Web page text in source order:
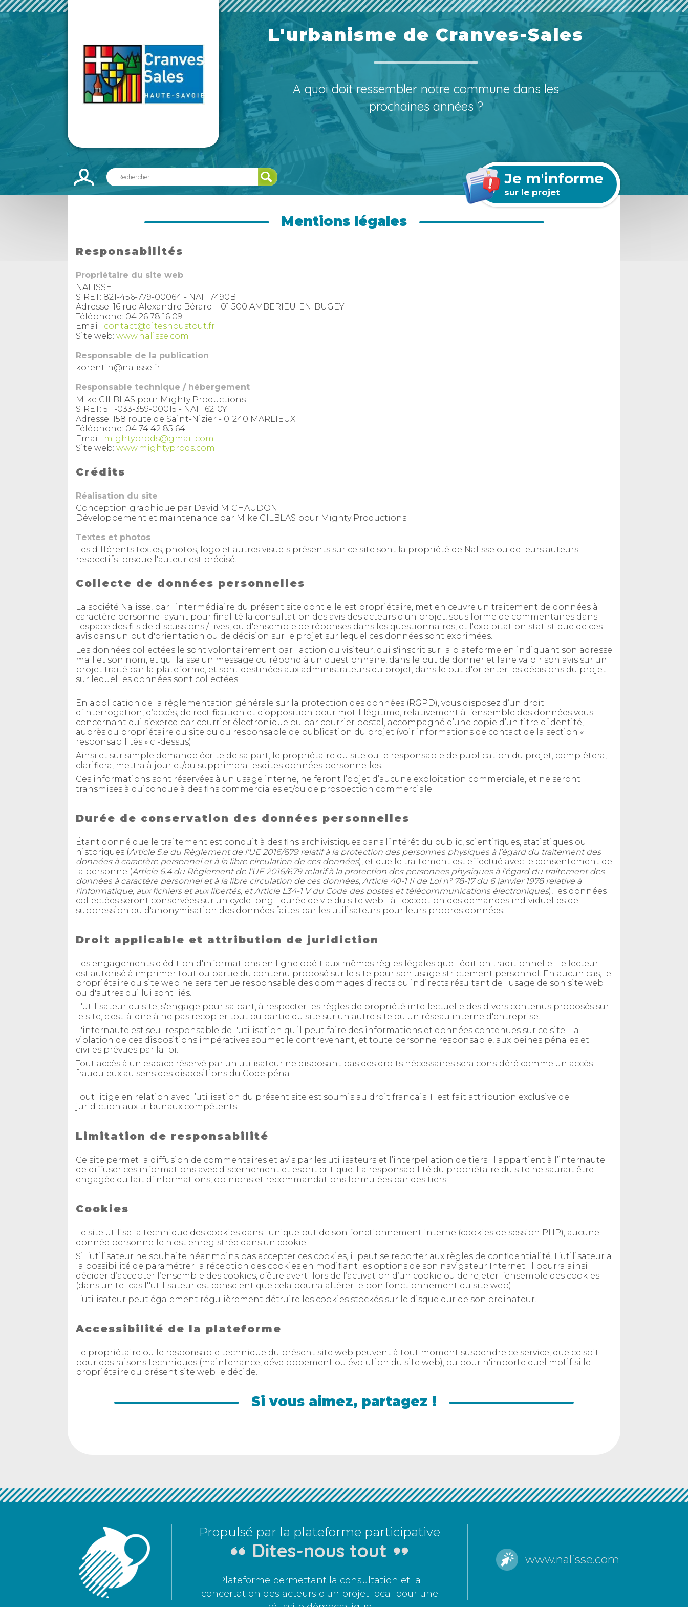
L'urbanisme de Cranves-Sales
A quoi doit ressembler notre commune dans les
prochaines années ?
Je m'informe
sur le projet
Mentions légales
Responsabilités
Propriétaire du site web
NALISSE
SIRET: 821-456-779-00064 - NAF: 7490B
Adresse: 16 rue Alexandre Bérard – 01 500 AMBERIEU-EN-BUGEY
Téléphone: 04 26 78 16 09
Email: contact@ditesnoustout.fr
Site web: www.nalisse.com
Responsable de la publication
korentin@nalisse.fr
Responsable technique / hébergement
Mike GILBLAS pour Mighty Productions
SIRET: 511-033-359-00015 - NAF: 6210Y
Adresse: 158 route de Saint-Nizier - 01240 MARLIEUX
Téléphone: 04 74 42 85 64
Email: mightyprods@gmail.com
Site web: www.mightyprods.com
Crédits
Réalisation du site
Conception graphique par David MICHAUDON
Développement et maintenance par Mike GILBLAS pour Mighty Productions
Textes et photos
Les différents textes, photos, logo et autres visuels présents sur ce site sont la propriété de Nalisse ou de leurs auteurs
respectifs lorsque l'auteur est précisé.
Collecte de données personnelles
La société Nalisse, par l'intermédiaire du présent site dont elle est propriétaire, met en œuvre un traitement de données à
caractère personnel ayant pour finalité la consultation des avis des acteurs d'un projet, sous forme de commentaires dans
l'espace des fils de discussions / lives, ou d'ensemble de réponses dans les questionnaires, et l'exploitation statistique de ces
avis dans un but d'orientation ou de décision sur le projet sur lequel ces données sont exprimées.
Les données collectées le sont volontairement par l'action du visiteur, qui s'inscrit sur la plateforme en indiquant son adresse
mail et son nom, et qui laisse un message ou répond à un questionnaire, dans le but de donner et faire valoir son avis sur un
projet traité par la plateforme, et sont destinées aux administrateurs du projet, dans le but d'orienter les décisions du projet
sur lequel les données sont collectées.
En application de la règlementation générale sur la protection des données (RGPD), vous disposez d’un droit
d’interrogation, d’accès, de rectification et d’opposition pour motif légitime, relativement à l’ensemble des données vous
concernant qui s’exerce par courrier électronique ou par courrier postal, accompagné d’une copie d’un titre d’identité,
auprès du propriétaire du site ou du responsable de publication du projet (voir informations de contact de la section «
responsabilités » ci-dessus).
Ainsi et sur simple demande écrite de sa part, le propriétaire du site ou le responsable de publication du projet, complètera,
clarifiera, mettra à jour et/ou supprimera lesdites données personnelles.
Ces informations sont réservées à un usage interne, ne feront l’objet d’aucune exploitation commerciale, et ne seront
transmises à quiconque à des fins commerciales et/ou de prospection commerciale.
Durée de conservation des données personnelles
Étant donné que le traitement est conduit à des fins archivistiques dans l’intérêt du public, scientifiques, statistiques ou
historiques (Article 5.e du Règlement de l'UE 2016/679 relatif à la protection des personnes physiques à l’égard du traitement des
données à caractère personnel et à la libre circulation de ces données), et que le traitement est effectué avec le consentement de
la personne (Article 6.4 du Règlement de l'UE 2016/679 relatif à la protection des personnes physiques à l’égard du traitement des
données à caractère personnel et à la libre circulation de ces données, Article 40-1 II de Loi n° 78-17 du 6 janvier 1978 relative à
l’informatique, aux fichiers et aux libertés, et Article L34-1 V du Code des postes et télécommunications électroniques), les données
collectées seront conservées sur un cycle long - durée de vie du site web - à l'exception des demandes individuelles de
suppression ou d'anonymisation des données faites par les utilisateurs pour leurs propres données.
Droit applicable et attribution de juridiction
Les engagements d'édition d'informations en ligne obéit aux mêmes règles légales que l'édition traditionnelle. Le lecteur
est autorisé à imprimer tout ou partie du contenu proposé sur le site pour son usage strictement personnel. En aucun cas, le
propriétaire du site web ne sera tenue responsable des dommages directs ou indirects résultant de l'usage de son site web
ou d'autres qui lui sont liés.
L'utilisateur du site, s'engage pour sa part, à respecter les règles de propriété intellectuelle des divers contenus proposés sur
le site, c'est-à-dire à ne pas recopier tout ou partie du site sur un autre site ou un réseau interne d'entreprise.
L'internaute est seul responsable de l'utilisation qu'il peut faire des informations et données contenues sur ce site. La
violation de ces dispositions impératives soumet le contrevenant, et toute personne responsable, aux peines pénales et
civiles prévues par la loi.
Tout accès à un espace réservé par un utilisateur ne disposant pas des droits nécessaires sera considéré comme un accès
frauduleux au sens des dispositions du Code pénal.
Tout litige en relation avec l’utilisation du présent site est soumis au droit français. Il est fait attribution exclusive de
juridiction aux tribunaux compétents.
Limitation de responsabilité
Ce site permet la diffusion de commentaires et avis par les utilisateurs et l’interpellation de tiers. Il appartient à l’internaute
de diffuser ces informations avec discernement et esprit critique. La responsabilité du propriétaire du site ne saurait être
engagée du fait d’informations, opinions et recommandations formulées par des tiers.
Cookies
Le site utilise la technique des cookies dans l'unique but de son fonctionnement interne (cookies de session PHP), aucune
donnée personnelle n'est enregistrée dans un cookie.
Si l’utilisateur ne souhaite néanmoins pas accepter ces cookies, il peut se reporter aux règles de confidentialité. L’utilisateur a
la possibilité de paramétrer la réception des cookies en modifiant les options de son navigateur Internet. Il pourra ainsi
décider d’accepter l’ensemble des cookies, d’être averti lors de l’activation d’un cookie ou de rejeter l’ensemble des cookies
(dans un tel cas l''utilisateur est conscient que cela pourra altérer le bon fonctionnement du site web).
L’utilisateur peut également régulièrement détruire les cookies stockés sur le disque dur de son ordinateur.
Accessibilité de la plateforme
Le propriétaire ou le responsable technique du présent site web peuvent à tout moment suspendre ce service, que ce soit
pour des raisons techniques (maintenance, développement ou évolution du site web), ou pour n'importe quel motif si le
propriétaire du présent site web le décide.
Si vous aimez, partagez !
Propulsé par la plateforme participative
Dites-nous tout
Plateforme permettant la consultation et la
concertation des acteurs d'un projet local pour une
www.nalisse.com